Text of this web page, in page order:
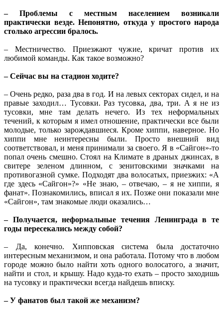
– Проблемы с местным населением возникали
практически везде. Непонятно, откуда у простого народа
столько агрессии бралось.
– Местничество. Приезжают чужие, кричат против их
любимой команды. Как такое возможно?
– Сейчас вы на стадион ходите?
– Очень редко, раза два в год. И на левых секторах сидел, и на
правые заходил… Тусовки. Раз тусовка, два, три. А я не из
тусовки, мне там делать нечего. Из тех неформальных
течений, к которым я имел отношение, практически все были
молодые, только зарождавшиеся. Кроме хиппи, наверное. Но
хиппи мне неинтересны были. Просто внешний вид
соответствовал, и меня принимали за своего. Я в «Сайгон»-то
попал очень смешно. Стоял на Климате в драных джинсах, в
свитере зеленом длинном, с зенитовскими значками на
противогазной сумке. Подходят два волосатых, приезжих: «А
где здесь «Сайгон»?» «Не знаю, – отвечаю, – я не хиппи, я
фанат». Познакомились, вписал я их. Позже они показали мне
«Сайгон», там знакомые люди оказались…
– Получается, неформальные течения Ленинграда в те
годы пересекались между собой?
– Да, конечно. Хипповская система была достаточно
интересным механизмом, и она работала. Потому что в любом
городе можно было найти хоть одного волосатого, а значит,
найти и стол, и крышу. Надо куда-то ехать – просто заходишь
на тусовку и практически всегда найдешь вписку.
– У фанатов был такой же механизм?